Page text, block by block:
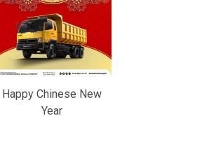
Happy Chinese New
Year